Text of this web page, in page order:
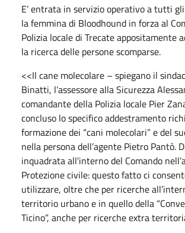
E’ entrata in servizio operativo a tutti
la femmina di Bloodhound in forza al
Polizia locale di Trecate appositamente
la ricerca delle persone scomparse.
<<Il cane molecolare – spiegano il
Binatti, l’assessore alla Sicurezza
comandante della Polizia locale Pier
concluso lo specifico addestramento
formazione dei “cani molecolari” e del
nella persona dell’agente Pietro Pantò.
inquadrata all’interno del Comando
Protezione civile: questo fatto ci
utilizzare, oltre che per ricerche
territorio urbano e in quello della
Ticino”, anche per ricerche extra